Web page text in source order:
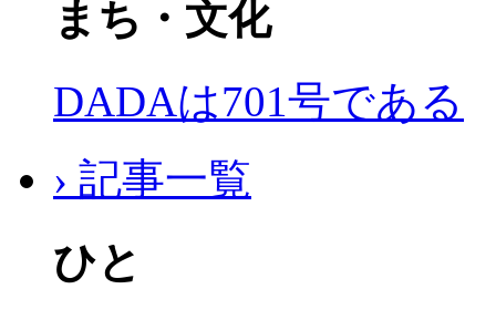
まち・文化
DADAは701号である
› 記事一覧
ひと